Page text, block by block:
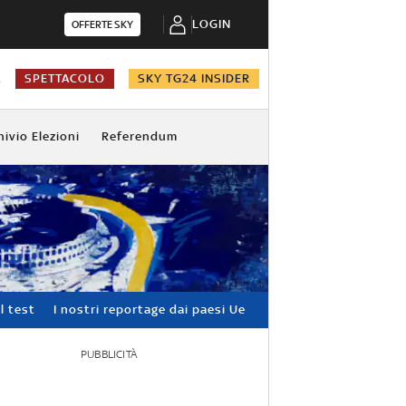
OFFERTE SKY LOGIN
SPETTACOLO SKY TG24 INSIDER
Elezioni Referendum
test I nostri reportage dai paesi Ue
PUBBLICITÀ